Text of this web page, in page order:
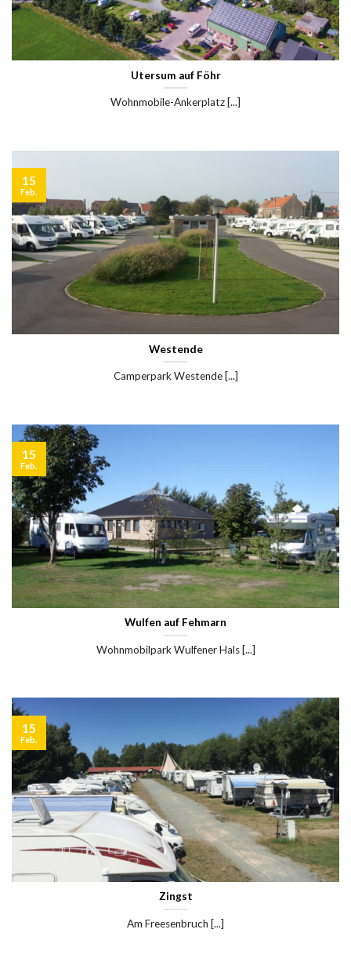
Utersum auf Föhr
Wohnmobile-Ankerplatz [...]
Westende
Camperpark Westende [...]
15
Feb.
Wulfen auf Fehmarn
Wohnmobilpark Wulfener Hals [...]
15
Feb.
Zingst
Am Freesenbruch [...]
15
Feb.